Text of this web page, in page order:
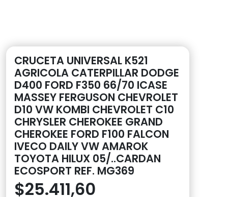
CRUCETA UNIVERSAL K521
AGRICOLA CATERPILLAR DODGE
D400 FORD F350 66/70 ICASE
MASSEY FERGUSON CHEVROLET
D10 VW KOMBI CHEVROLET C10
CHRYSLER CHEROKEE GRAND
CHEROKEE FORD F100 FALCON
IVECO DAILY VW AMAROK
TOYOTA HILUX 05/..CARDAN
ECOSPORT REF. MG369
$25.411,60